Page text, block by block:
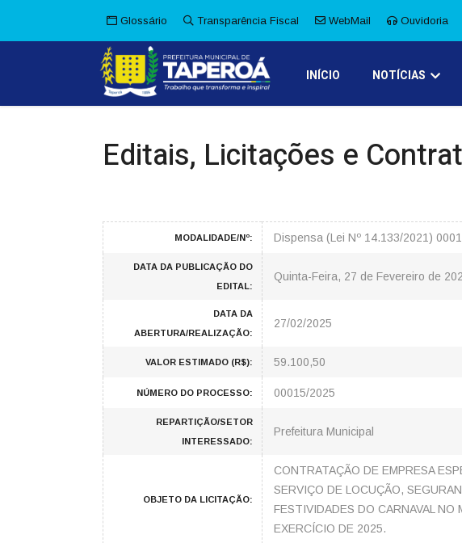
Glossário Transparência Fiscal WebMail Ouvidoria
INÍCIO NOTÍCIAS
Editais, Licitações e
MODALIDADE/Nº: Dispensa (Lei Nº 14.133/2021)
DATA DA PUBLICAÇÃO DO
EDITAL:
Quinta-Feira, 27 de Fevereiro de
DATA DA
ABERTURA/REALIZAÇÃO:
27/02/2025
VALOR ESTIMADO (R$): 59.100,50
NÚMERO DO PROCESSO: 00015/2025
REPARTIÇÃO/SETOR
INTERESSADO:
Prefeitura Municipal
OBJETO DA LICITAÇÃO:
CONTRATAÇÃO DE EMPRESA
SERVIÇO DE LOCUÇÃO,
FESTIVIDADES DO CARNAVAL
EXERCÍCIO DE 2025.